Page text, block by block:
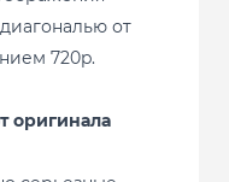
от
720p.
оригинала